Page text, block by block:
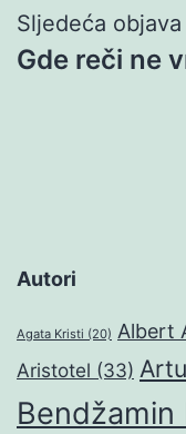
Sljedeća objava
Gde reči ne
Autori
Agata Kristi (20) Albert
Aristotel (33)
Bendžamin